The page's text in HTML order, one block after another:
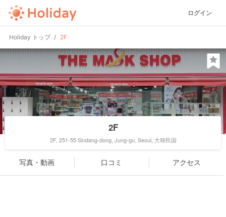
ログイン
Holiday トップ 2F
2F
2F, 251-55 Sindang-dong, Jung-gu, Seoul, 大韓民国
写真・動画 口コミ アクセス